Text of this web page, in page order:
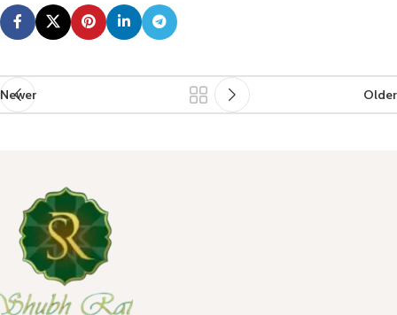
Newer Older